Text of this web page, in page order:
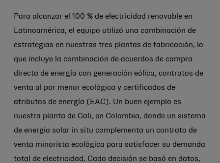
Para alcanzar el 100 % de electricidad renovable en
Latinoamérica, el equipo utilizó una combinación de
estrategias en nuestras tres plantas de fabricación, lo
que incluye la combinación de acuerdos de compra
directa de energía con generación eólica, contratos de
venta al por menor ecológica y certificados de
atributos de energía (EAC). Un buen ejemplo es
nuestra planta de Cali, en Colombia, donde un sistema
de energía solar in situ complementa un contrato de
venta minorista ecológica para satisfacer su demanda
total de electricidad. Cada decisión se basó en datos,